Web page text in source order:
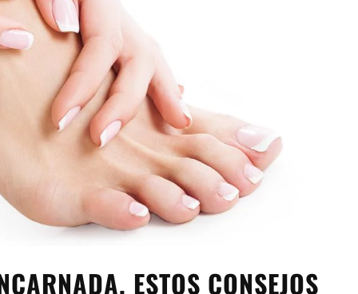
ESTOS CONSEJOS